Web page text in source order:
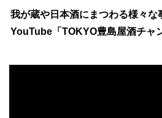
我が蔵や日本酒にまつわる様々な
YouTube「TOKYO豊島屋酒チャ